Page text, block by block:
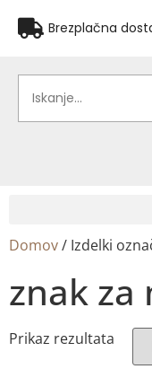
Brezplačna
Domov/ Izdelki
znak za
Prikaz rezultata